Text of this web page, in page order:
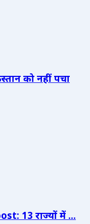
को नहीं पचा
13 राज्यों में ...